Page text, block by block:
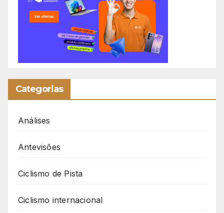
Categorias
Análises
Antevisões
Ciclismo de Pista
Ciclismo internacional